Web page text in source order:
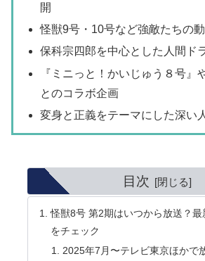
開
怪獣9号・10号など強敵たちの
保科宗四郎を中心とした人間ド
『ミニっと！かいじゅう８号』
とのコラボ企画
変身と正義をテーマにした深い
目次
怪獣8号 第2期はいつから放送？
をチェック
2025年7月〜テレビ東京ほかで